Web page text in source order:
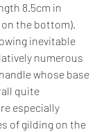
8.5cm in
the bottom).
inevitable
numerous
whose base
quite
especially
of gilding on the